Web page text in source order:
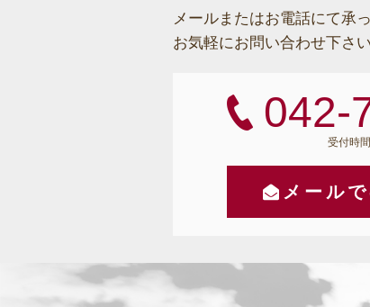
メールまたはお電話にて承
お気軽にお問い合わせ下さい
042-
受付時
メール